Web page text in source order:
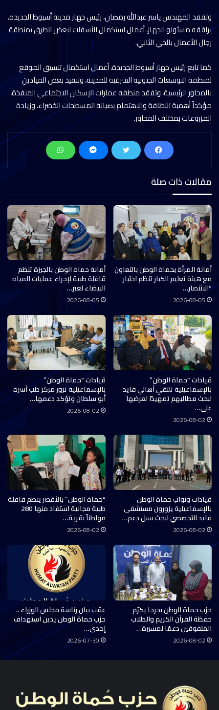
وتفقد المهندس ياسر عبدالله رمضان، رئيس جهاز مدينة أسيوط الجديدة،
يرافقه مسئولو الجهاز، أعمال استكمال الأسفلت لبعض الطرق بمنطقة
رجال الأعمال بالحي الثاني.
كما تابع رئيس جهاز أسيوط الجديدة، أعمال استكمال تنسيق الموقع
لمنطقة التوسعات الجنوبية الشرقية للمدينة، وتنفيذ بعض الميادين
بالمحاور الرئيسية، وتفقد منطقه عمارات الإسكان الاجتماعي المنفذة،
مؤكداً أهمية النظافة والاهتمام بصيانة المسطحات الخضراء، وزيادة
المزروعات بمختلف المحاور.
مقالات ذات صلة
أمانة المرأة بحماة الوطن بالتعاون
مع هيئة تعليم الكبار تنظم اختبار
“الانتصار…
2026-08-05
أمانة حماة الوطن بالجيزة تنظم
قافلة طبية لإجراء عمليات المياه
البيضاء لغير…
2026-08-05
قيادات “حماة الوطن”
بالإسماعيلية تلتقي أهالي فايد
لبحث مطالبهم تمهيدًا لعرضها
على…
2026-08-02
قيادات “حماة الوطن”
بالإسماعيلية تزور مركز طب أسرة
أبو سلطان وتؤكد دعمها…
2026-08-02
قيادات ونواب حماة الوطن
بالإسماعيلية يزورون مستشفى
فايد التخصصي لبحث سبل دعم…
2026-08-02
“حماة الوطن” بالأقصر ينظم قافلة
طبية مجانية استفاد منها 280
مواطناً بقرية…
2026-08-02
حزب حماة الوطن بجرجا يكرّم
حفظة القرآن الكريم والطلاب
المتفوقين دعمًا لمسيرة…
2026-08-02
عقب بيان رئاسة مجلس الوزراء ..
حزب حماة الوطن يدين استهداف
إحدى…
2026-07-30